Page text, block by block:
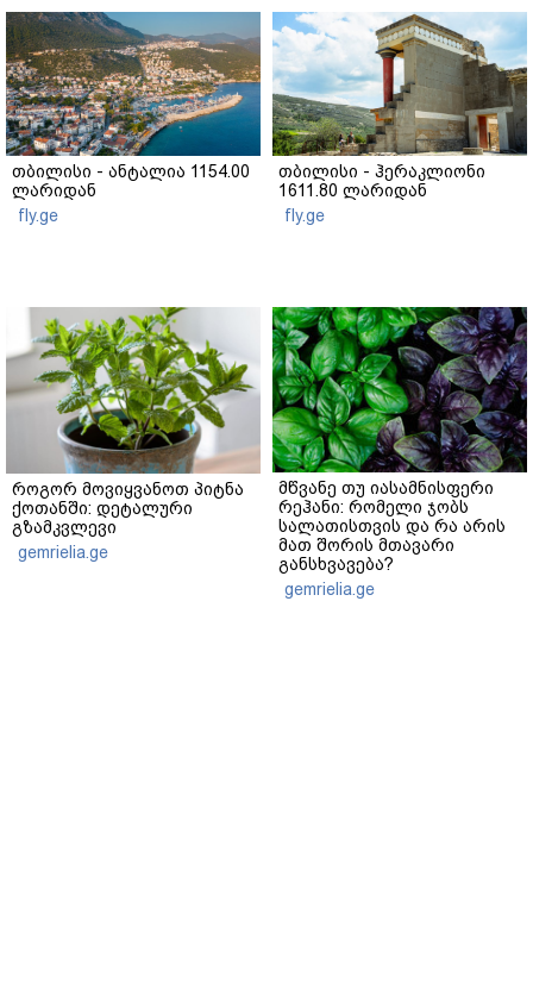
თბილისი - ანტალია 1154.00
ლარიდან
fly.ge
თბილისი - ჰერაკლიონი
1611.80 ლარიდან
fly.ge
როგორ მოვიყვანოთ პიტნა
ქოთანში: დეტალური
გზამკვლევი
gemrielia.ge
მწვანე თუ იასამნისფერი
რეჰანი: რომელი ჯობს
სალათისთვის და რა არის
მათ შორის მთავარი
განსხვავება?
gemrielia.ge